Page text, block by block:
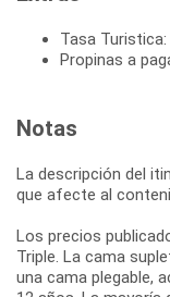
Tasa
Propinas a
Notas
La descripción del
que afecte al
Los precios
Triple. La cama
una cama plegable,